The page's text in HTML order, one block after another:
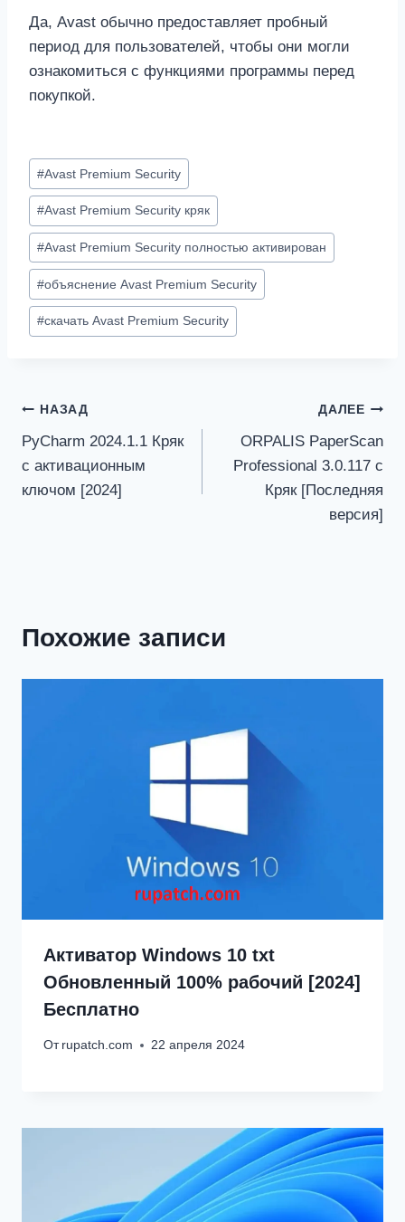
Да, Avast обычно предоставляет пробный
период для пользователей, чтобы они могли
ознакомиться с функциями программы перед
покупкой.
Метки
записи:
#Avast Premium Security
#Avast Premium Security кряк
#Avast Premium Security полностью активирован
#объяснение Avast Premium Security
#скачать Avast Premium Security
Навигация
по
записям
НАЗАД
PyCharm 2024.1.1 Кряк
с активационным
ключом [2024]
ДАЛЕЕ
ORPALIS PaperScan
Professional 3.0.117 с
Кряк [Последняя
версия]
Похожие записи
Активатор Windows 10 txt
Обновленный 100% рабочий [2024]
Бесплатно
От rupatch.com 22 апреля 2024